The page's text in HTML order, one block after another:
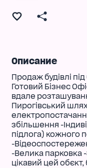
Описание
Продаж будівлі
Готовий Бізнес
вдале
Пирогівський
збільшення -
підлога) кожного
-
-Велика парковка
цікавий цей